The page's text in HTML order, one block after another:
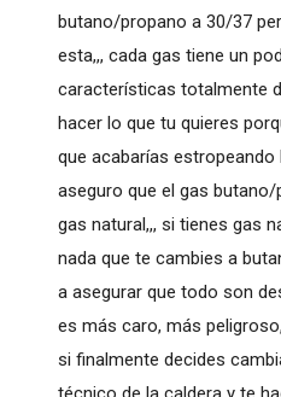
butano/propano a 30/37
esta,,, cada gas tiene un
características totalmente
hacer lo que tu quieres
que acabarías estropeando
aseguro que el gas
gas natural,,, si tienes gas
nada que te cambies a
a asegurar que todo son
es más caro, más
si finalmente decides